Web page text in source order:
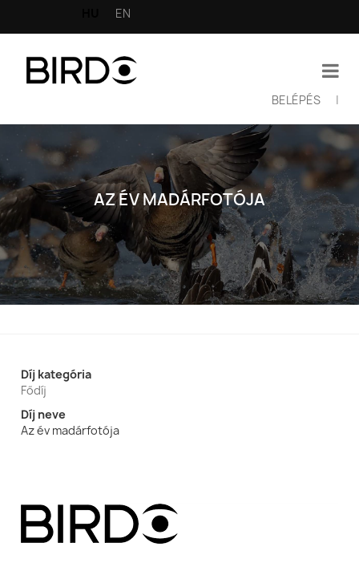
EN
fiók
menüje
BELÉPÉS |
AZ ÉV MADÁRFOTÓJA
Díj kategória
Fődíj
Díj neve
Az év madárfotója